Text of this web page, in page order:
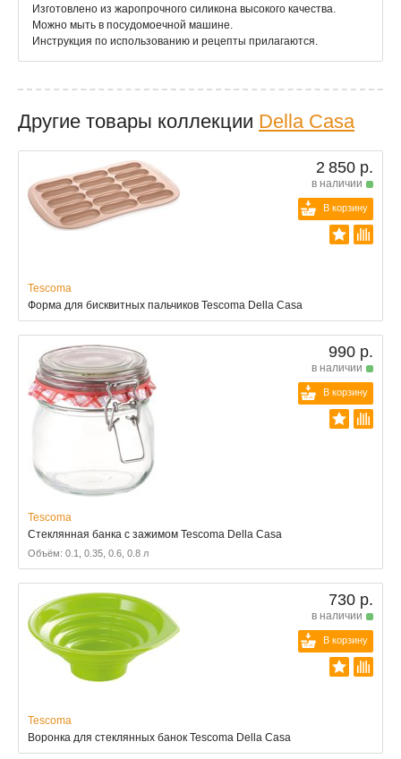
Изготовлено из жаропрочного силикона высокого качества.
Можно мыть в посудомоечной машине.
Инструкция по использованию и рецепты прилагаются.
Другие товары коллекции Della Casa
2 850 р.
в наличии
В корзину
Tescoma
Форма для бисквитных пальчиков Tescoma Della Casa
990 р.
в наличии
В корзину
Tescoma
Стеклянная банка с зажимом Tescoma Della Casa
Объём: 0.1, 0.35, 0.6, 0.8 л
730 р.
в наличии
В корзину
Tescoma
Воронка для стеклянных банок Tescoma Della Casa